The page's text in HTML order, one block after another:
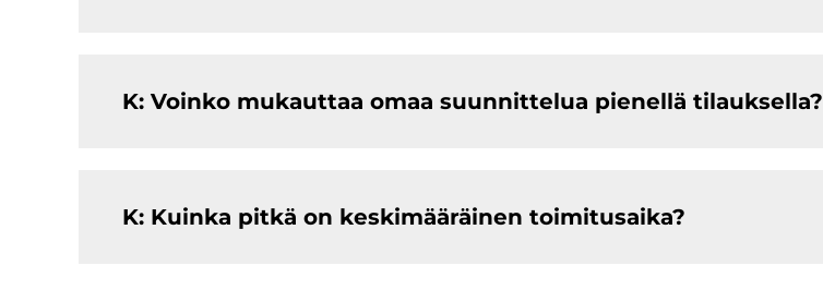
K: Voinko mukauttaa omaa suunnittelua pienellä tilauksella?
K: Kuinka pitkä on keskimääräinen toimitusaika?